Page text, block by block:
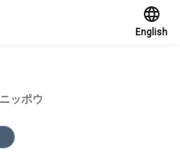
English
ッポウ